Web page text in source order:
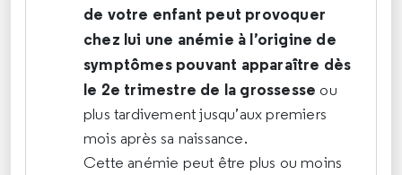
de votre enfant peut provoquer
chez lui une anémie à l’origine de
symptômes pouvant apparaître dès
le 2e trimestre de la grossesse ou
plus tardivement jusqu’aux premiers
mois après sa naissance.
Cette anémie peut être plus ou moins